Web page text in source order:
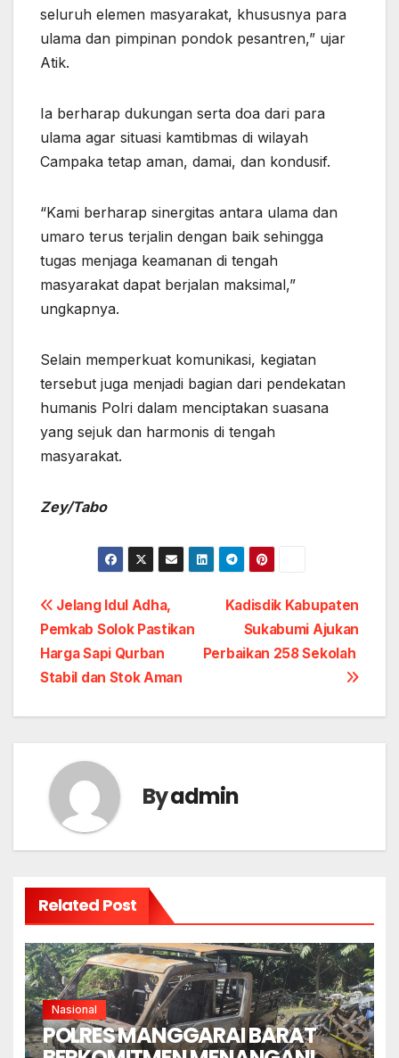
seluruh elemen masyarakat, khususnya para
ulama dan pimpinan pondok pesantren,” ujar
Atik.
Ia berharap dukungan serta doa dari para
ulama agar situasi kamtibmas di wilayah
Campaka tetap aman, damai, dan kondusif.
“Kami berharap sinergitas antara ulama dan
umaro terus terjalin dengan baik sehingga
tugas menjaga keamanan di tengah
masyarakat dapat berjalan maksimal,”
ungkapnya.
Selain memperkuat komunikasi, kegiatan
tersebut juga menjadi bagian dari pendekatan
humanis Polri dalam menciptakan suasana
yang sejuk dan harmonis di tengah
masyarakat.
Zey/Tabo
Post
navigation
Kadisdik Kabupaten
Sukabumi Ajukan
Perbaikan 258 Sekolah
Jelang Idul Adha,
Pemkab Solok Pastikan
Harga Sapi Qurban
Stabil dan Stok Aman
Byadmin
Related Post
Nasional
POLRES MANGGARAI BARAT